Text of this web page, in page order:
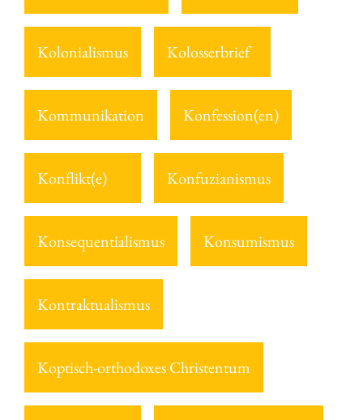
Kolonialismus Kolosserbrief
Kommunikation Konfession(en)
Konflikt(e) Konfuzianismus
Konsequentialismus Konsumismus
Kontraktualismus
Koptisch-orthodoxes Christentum